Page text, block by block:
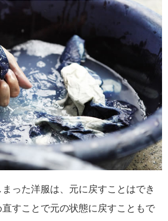
った洋服は、元に戻すことはでき
すことで元の状態に戻すこともで